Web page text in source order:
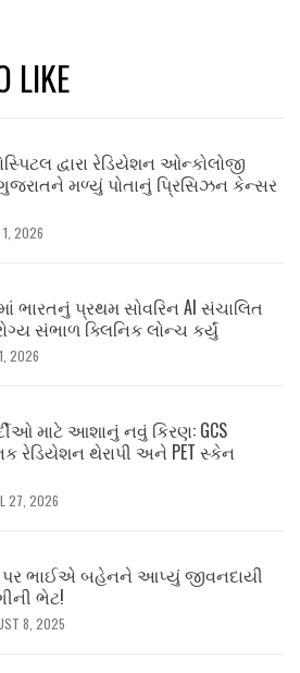
LIKE
દ્વારા રેડિયેશન ઓન્કોલોજી
મળ્યું પોતાનું પ્રિસિઝન કેન્સર
1, 2026
ભારતનું પ્રથમ સોવરિન AI સંચાલિત
સંભાળ ક્લિનિક લોન્ચ કર્યું
2026
માટે આશાનું નવું કિરણ: GCS
રેડિયેશન થેરાપી અને PET સ્કેન
27, 2026
પર ભાઈએ બહેનને આપ્યું જીવનદાયી
ભેટ!
8, 2025